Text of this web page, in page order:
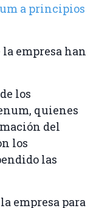
a principios
empresa han
los
quienes
del
los
las
empresa para